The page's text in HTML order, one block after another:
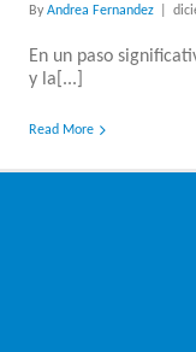
By Andrea Fernandez
En un paso
y la[...]
Read More